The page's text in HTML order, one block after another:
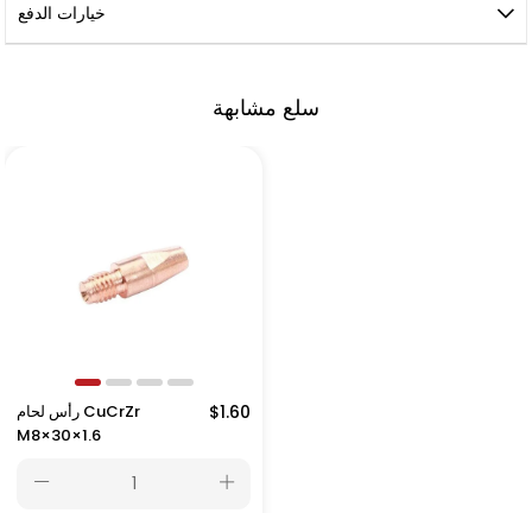
خيارات الدفع
سلع مشابهة
رأس لحام CuCrZr
M8×30×1.6
$1.60